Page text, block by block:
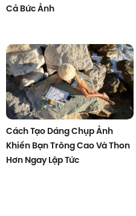
Cả Bức Ảnh
Cách Tạo Dáng Chụp Ảnh
Khiến Bạn Trông Cao Và Thon
Hơn Ngay Lập Tức